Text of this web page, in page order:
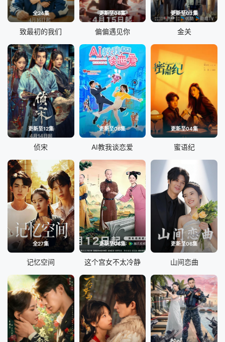
全24集
致最初的我们
更新至06集
偏偏遇见你
更新至03集
金关
更新至12集
侦宋
更新至06集
AI教我谈恋爱
更新至04集
蜜语纪
全27集
记忆空间
更新至06集
这个宫女不太冷静
更新至06集
山间恋曲